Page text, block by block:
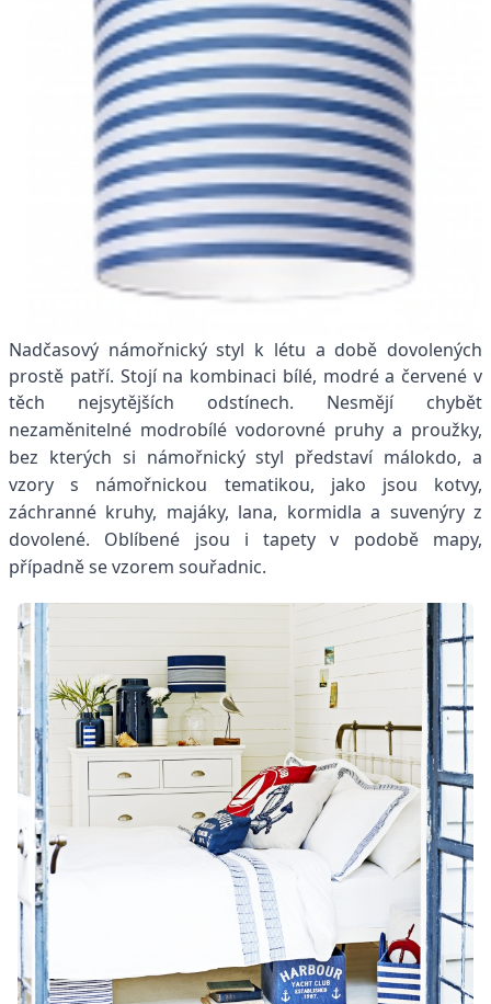
Nadčasový námořnický styl k létu a době dovolených
prostě patří. Stojí na kombinaci bílé, modré a červené v
těch nejsytějších odstínech. Nesmějí chybět
nezaměnitelné modrobílé vodorovné pruhy a proužky,
bez kterých si námořnický styl představí málokdo, a
vzory s námořnickou tematikou, jako jsou kotvy,
záchranné kruhy, majáky, lana, kormidla a suvenýry z
dovolené. Oblíbené jsou i tapety v podobě mapy,
případně se vzorem souřadnic.